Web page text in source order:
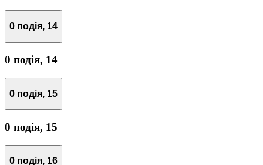
0 подія, 14
0 подія, 14
0 подія, 15
0 подія, 15
0 подія, 16